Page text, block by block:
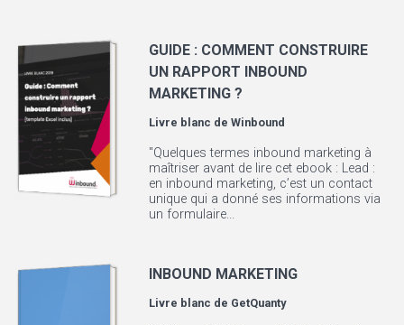
GUIDE : COMMENT CONSTRUIRE
UN RAPPORT INBOUND
MARKETING ?
Livre blanc deWinbound
"Quelques termes inbound marketing à
maîtriser avant de lire cet ebook : Lead :
en inbound marketing, c’est un contact
unique qui a donné ses informations via
un formulaire...
INBOUND MARKETING
Livre blanc de GetQuanty